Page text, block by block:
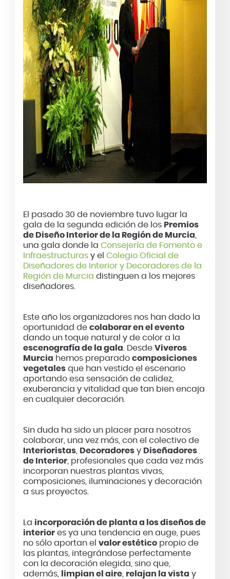
El pasado 30 de noviembre tuvo lugar la
gala de la segunda edición de los Premios
de Diseño Interior de la Región de Murcia
una gala donde la Consejería de Fomento e
Infraestructurasy el Colegio Oficial de
Diseñadores de Interior y Decoradores de la
Región de Murcia distinguen a los mejores
diseñadores.
Este año los organizadores nos han dado la
oportunidad de colaborar en el evento
dando un toque natural y de color a la
escenografía de la gala . Desde Viveros
Murcia hemos preparado composiciones
vegetalesque han vestido el escenario
aportando esa sensación de calidez,
exuberancia y vitalidad que tan bien encaja
en cualquier decoración.
Sin duda ha sido un placer para nosotros
colaborar, una vez más, con el colectivo de
Interioristas, Decoradoresy Diseñadores
de Interior, profesionales que cada vez más
incorporan nuestras plantas vivas,
composiciones, iluminaciones y decoración
a sus proyectos.
La incorporación de planta a los diseños de
interiores ya una tendencia en auge, pues
no sólo aportan el valor estéticopropio de
las plantas, integrándose perfectamente
con la decoración elegida, sino que,
además,
limpian el aire, relajan la vista y